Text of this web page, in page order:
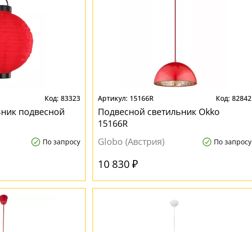
83323
подвесной
По запросу
15166R 82842
Подвесной светильник Okko
15166R
Globo (Австрия)
По запросу
10 830 ₽